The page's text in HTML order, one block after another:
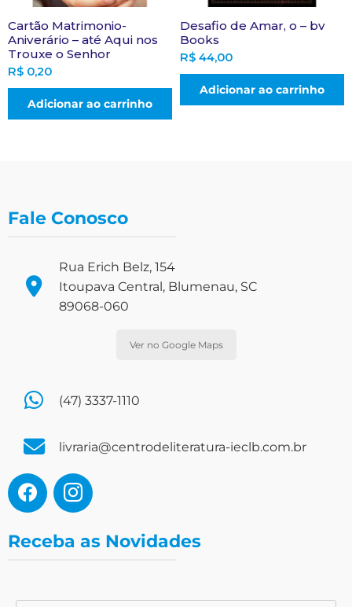
Cartão Matrimonio-
Aniverário – até Aqui nos
Trouxe o Senhor
R$ 0,20
Adicionar ao carrinho
Desafio de Amar, o – bv
Books
R$ 44,00
Adicionar ao carrinho
Fale Conosco
Rua Erich Belz, 154
Itoupava Central, Blumenau, SC
89068-060
Ver no Google Maps
(47) 3337-1110
livraria@centrodeliteratura-ieclb.com.br
Receba as Novidades